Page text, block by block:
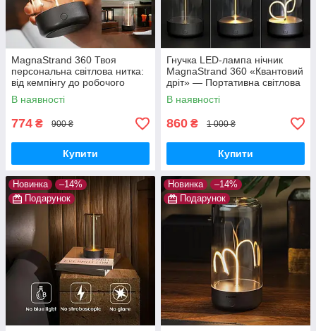
MagnaStrand 360 Твоя
персональна світлова нитка:
від кемпінгу до робочого
столу
В наявності
774 ₴ 900 ₴
Купити
Гнучка LED-лампа нічник
MagnaStrand 360 «Квантовий
дріт» — Портативна світлова
нитка Lumia Flex з магнітом
(Тепле світло)
В наявності
860 ₴ 1 000 ₴
Купити
Новинка
–14%
Подарунок
Новинка
–14%
Подарунок